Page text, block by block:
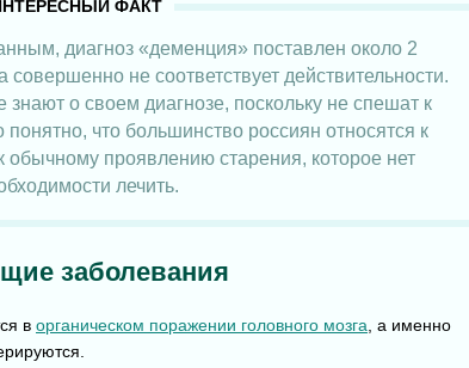
диагноз «деменция» поставлен около 2
не соответствует действительности.
о своем диагнозе, поскольку не спешат к
что большинство россиян относятся к
обычному проявлению старения, которое нет
лечить.
заболевания
в органическом поражении головного мозга, а именно